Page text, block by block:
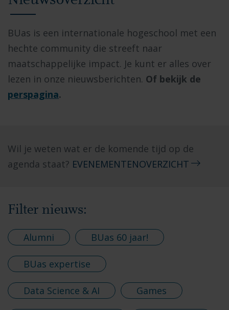
BUas is een internationale hogeschool met een
hechte community die streeft naar
maatschappelijke impact. Je kunt er alles over
lezen in onze nieuwsberichten. Of bekijk de
perspagina.
Wil je weten wat er de komende tijd op de
agenda staat? EVENEMENTENOVERZICHT
Filter nieuws:
Alumni BUas 60 jaar!
BUas expertise
Data Science & AI Games